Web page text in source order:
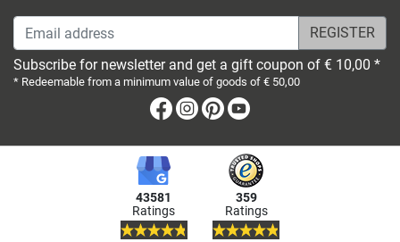
Email address
Subscribe for newsletter and get a gift coupon of € 10,00 *
* Redeemable from a minimum value of goods of € 50,00
Facebook
Instagram
Pinterest
43581
Ratings
359
Ratings